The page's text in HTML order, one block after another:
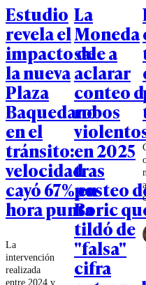
Estudio
revela el
impacto de
la nueva
Plaza
Baquedano
en el
tránsito:
velocidad
cayó 67% en
hora punta
La
intervención
realizada
entre 2024 y
La
Moneda
sale a
aclarar
conteo
robos
en 2025
tras
posteo
Boric
tildó de
"falsa"
cifra